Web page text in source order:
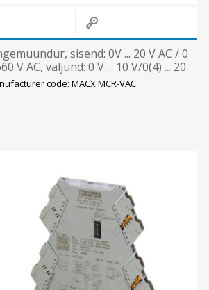
sisend: 0V ... 20 V AC / 0
V AC, väljund: 0 V ... 10 V/0(4) ... 20
toide code: MACX MCR-VAC